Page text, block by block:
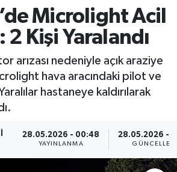
Microlight Acil
2 Kişi Yaralandı
arızası nedeniyle açık araziye
hava aracındaki pilot ve
hastaneye kaldırılarak
28.05.2026 - 00:48
YAYINLANMA
28.05.2026 -
Durumu ve Fikstür